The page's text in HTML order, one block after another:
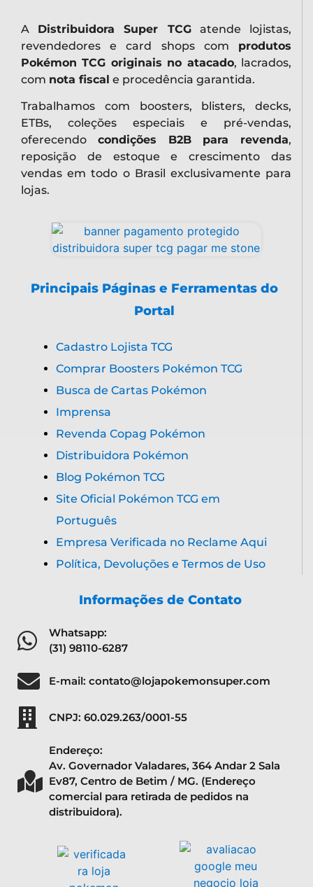
A Distribuidora Super TCGatende lojistas,
revendedores e card shops com produtos
Pokémon TCG originais no atacado, lacrados,
com nota fiscal e procedência garantida.
Trabalhamos com boosters, blisters, decks,
ETBs, coleções especiais e pré-vendas,
oferecendo condições B2B para revenda,
reposição de estoque e crescimento das
vendas em todo o Brasil exclusivamente para
lojas.
Principais Páginas e Ferramentas do
Portal
Cadastro Lojista TCG
Comprar Boosters Pokémon TCG
Busca de Cartas Pokémon
Imprensa
Revenda Copag Pokémon
Distribuidora Pokémon
Blog Pokémon TCG
Site Oficial Pokémon TCG em
Português
Empresa Verificada no Reclame Aqui
Política, Devoluções e Termos de Uso
Informações de Contato
Whatsapp:
(31) 98110-6287
E-mail: contato@lojapokemonsuper.com
CNPJ: 60.029.263/0001-55
Endereço:
Av. Governador Valadares, 364 Andar 2 Sala
Ev87, Centro de Betim / MG. (Endereço
comercial para retirada de pedidos na
distribuidora).